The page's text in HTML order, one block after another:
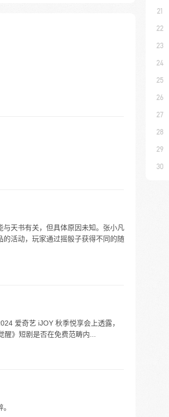
天书有关，但具体原因未知。张小凡
活动，玩家通过摇骰子获得不同的随
爱奇艺 iJOY 秋季悦享会上透露，
》短剧是否在免费范畴内...
21
22
23
24
25
26
27
28
29
30